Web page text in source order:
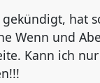
gekündigt, hat
Wenn und
Kann ich nur